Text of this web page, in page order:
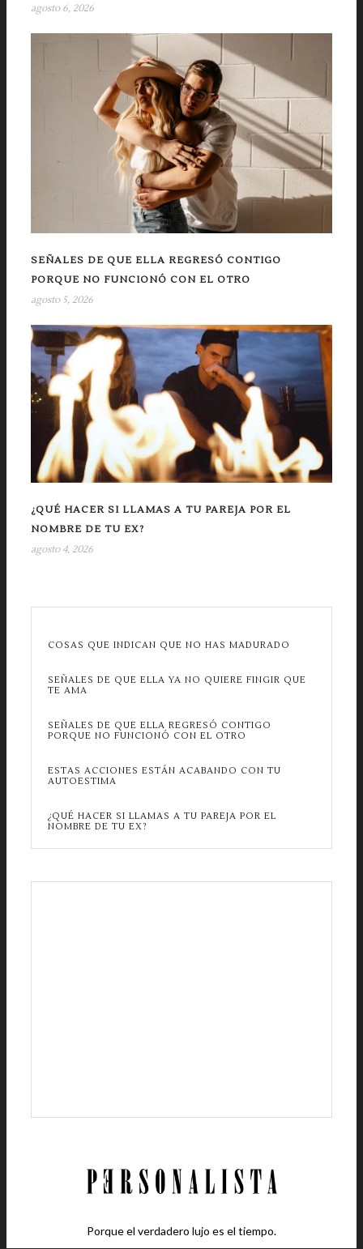
agosto 6, 2026
SEÑALES DE QUE ELLA REGRESÓ CONTIGO
PORQUE NO FUNCIONÓ CON EL OTRO
agosto 5, 2026
¿QUÉ HACER SI LLAMAS A TU PAREJA POR EL
NOMBRE DE TU EX?
agosto 4, 2026
COSAS QUE INDICAN QUE NO HAS MADURADO
SEÑALES DE QUE ELLA YA NO QUIERE FINGIR QUE
TE AMA
SEÑALES DE QUE ELLA REGRESÓ CONTIGO
PORQUE NO FUNCIONÓ CON EL OTRO
ESTAS ACCIONES ESTÁN ACABANDO CON TU
AUTOESTIMA
¿QUÉ HACER SI LLAMAS A TU PAREJA POR EL
NOMBRE DE TU EX?
Porque el verdadero lujo es el tiempo.